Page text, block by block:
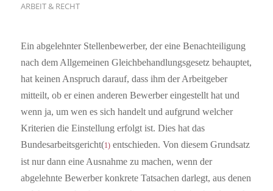
ARBEIT & RECHT
Ein abgelehnter Stellenbewerber, der eine Benachteiligung
nach dem Allgemeinen Gleichbehandlungsgesetz behauptet,
hat keinen Anspruch darauf, dass ihm der Arbeitgeber
mitteilt, ob er einen anderen Bewerber eingestellt hat und
wenn ja, um wen es sich handelt und aufgrund welcher
Kriterien die Einstellung erfolgt ist. Dies hat das
Bundesarbeitsgericht(1)entschieden. Von diesem Grundsatz
ist nur dann eine Ausnahme zu machen, wenn der
abgelehnte Bewerber konkrete Tatsachen darlegt, aus denen